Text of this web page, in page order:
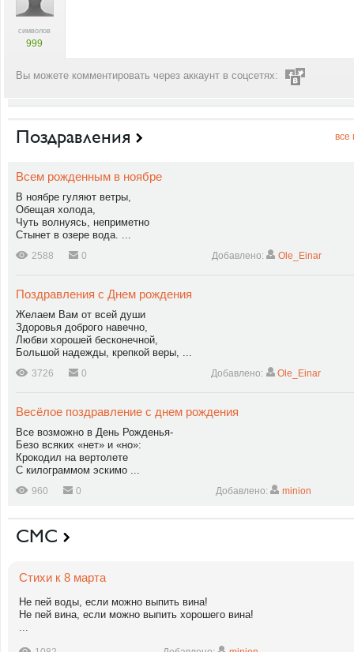
символов
999
Вы можете комментировать через аккаунт в соцсетях:
Поздравления все
Всем рожденным в ноябре
В ноябре гуляют ветры,
Обещая холода,
Чуть волнуясь, неприметно
Стынет в озере вода. ...
2588 0 Добавлено: Ole_Einar
Поздравления с Днем рождения
Желаем Вам от всей души
Здоровья доброго навечно,
Любви хорошей бесконечной,
Большой надежды, крепкой веры, ...
3726 0 Добавлено: Ole_Einar
Весёлое поздравление с днем рождения
Все возможно в День Рожденья-
Безо всяких «нет» и «но»:
Крокодил на вертолете
С килограммом эскимо ...
960 0 Добавлено: minion
СМС
Стихи к 8 марта
Не пей воды, если можно выпить вина!
Не пей вина, если можно выпить хорошего вина!
...